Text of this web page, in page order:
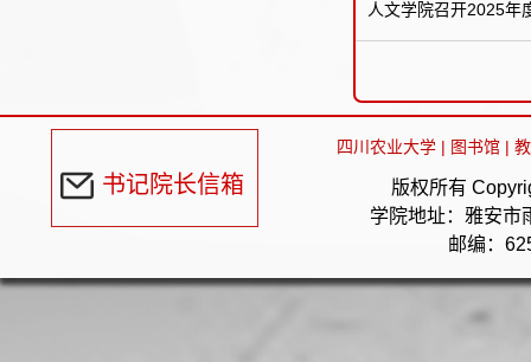
人文学院召开2025年
书记院长信箱
四川农业大学 | 图书馆 |
版权所有
学院地址：雅安
邮编：